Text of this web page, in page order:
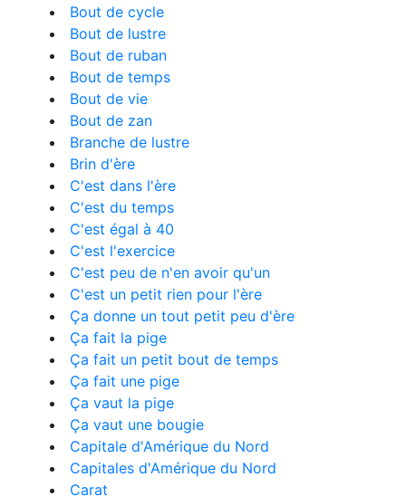
Bout de cycle
Bout de lustre
Bout de ruban
Bout de temps
Bout de vie
Bout de zan
Branche de lustre
Brin d'ère
C'est dans l'ère
C'est du temps
C'est égal à 40
C'est l'exercice
C'est peu de n'en avoir qu'un
C'est un petit rien pour l'ère
Ça donne un tout petit peu d'ère
Ça fait la pige
Ça fait un petit bout de temps
Ça fait une pige
Ça vaut la pige
Ça vaut une bougie
Capitale d'Amérique du Nord
Capitales d'Amérique du Nord
Carat